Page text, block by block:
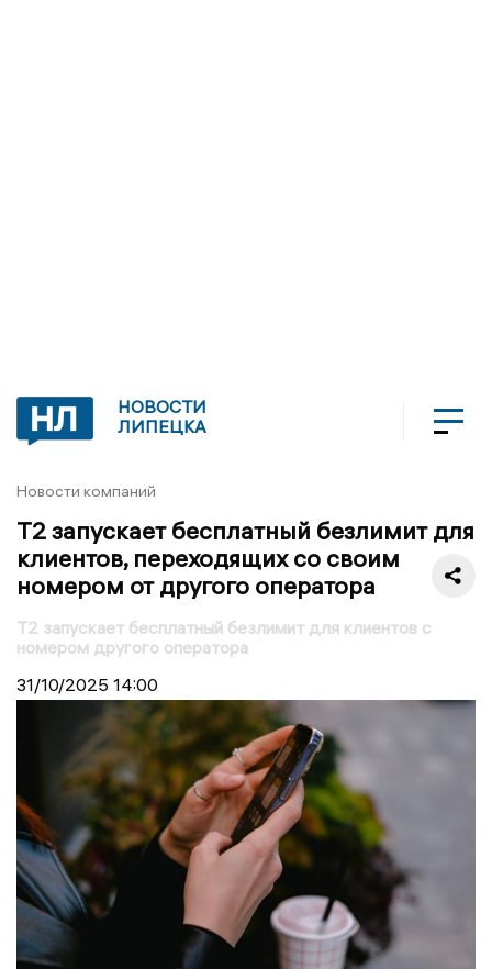
НОВОСТИ
ЛИПЕЦКА
Новости компаний
Т2 запускает бесплатный безлимит для
клиентов, переходящих со своим
номером от другого оператора
Т2 запускает бесплатный безлимит для клиентов c
номером другого оператора
31/10/2025 14:00